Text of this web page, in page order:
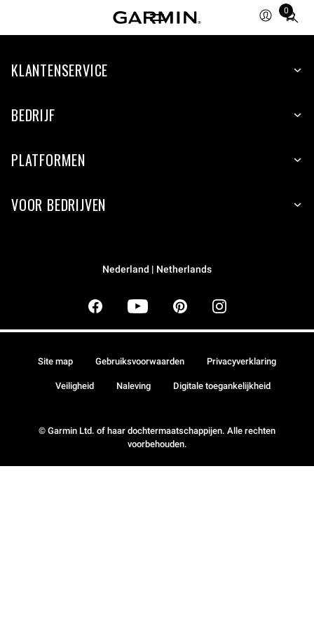
0
Total
items
cart:
KLANTENSERVICE
BEDRIJF
PLATFORMEN
VOOR BEDRIJVEN
Nederland | Netherlands
© Garmin Ltd. of haar dochtermaatschappijen. Alle rechten
voorbehouden.
Site map Gebruiksvoorwaarden Privacyverklaring
Veiligheid Naleving Digitale toegankelijkheid